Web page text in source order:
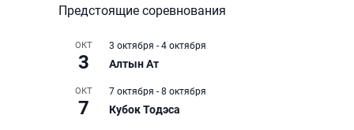
Предстоящие соревнования
ОКТ
3
3 октября - 4 октября
Алтын Ат
ОКТ
7
7 октября - 8 октября
Кубок Тодэса